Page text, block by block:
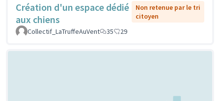
Création d'un espace dédié
aux chiens
Non retenue par le tri
citoyen
Collectif_LaTruffeAuVent
35 29